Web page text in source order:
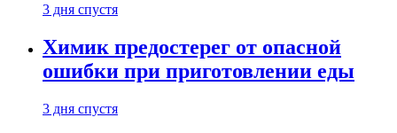
3 дня спустя
Химик предостерег от опасной
ошибки при приготовлении еды
3 дня спустя